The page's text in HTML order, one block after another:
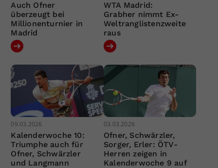
Auch Ofner
überzeugt bei
Millionenturnier in
Madrid
WTA Madrid:
Grabher nimmt Ex-
Weltranglistenzweite
raus
09.03.2026
Kalenderwoche 10:
Triumphe auch für
Ofner, Schwärzler
und Langmann
03.03.2026
Ofner, Schwärzler,
Sorger, Erler: ÖTV-
Herren zeigen in
Kalenderwoche 9 auf